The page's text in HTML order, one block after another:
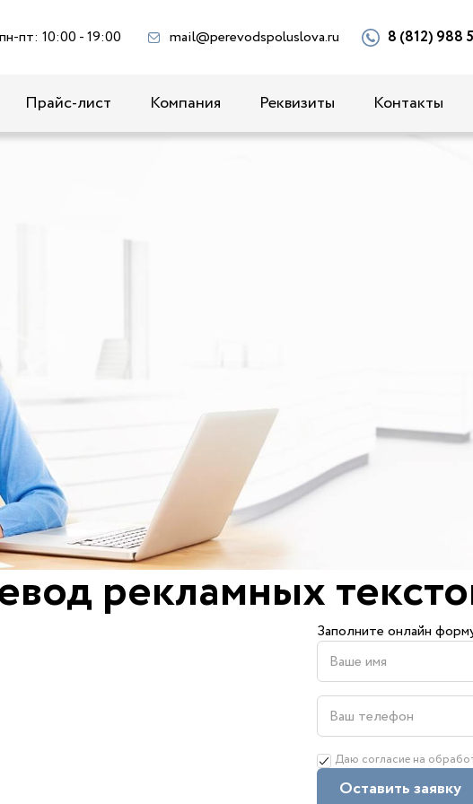
пт: 10:00 - 19:00 mail@perevodspoluslova.ru 8 (812) 988
Прайс-лист Компания Реквизиты Контакты
рекламных
Заполните онлайн
Даю согласие на
Оставить заявку